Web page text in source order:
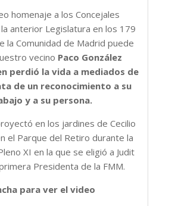
homenaje a los Concejales
anterior Legislatura en los 179
la Comunidad de Madrid puede
vecino Paco González
perdió la vida a mediados de
de un reconocimiento a su
y a su persona.
en los jardines de Cecilio
el Parque del Retiro durante la
XI en la que se eligió a Judit
Presidenta de la FMM.
para ver el video